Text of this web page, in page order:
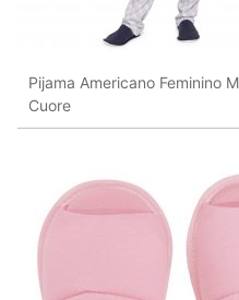
Pijama Americano Feminino
Cuore